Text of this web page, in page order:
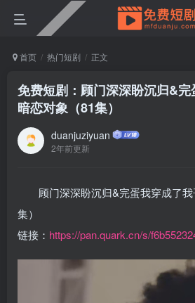
首页 热门短剧 正文
免费短剧：顾门深深盼沉归&
暗恋对象（81集）
duanjuziyuan
2年前更新
顾门深深盼沉归&完蛋我穿成了
集）
链接： https://pan.quark.cn/s/